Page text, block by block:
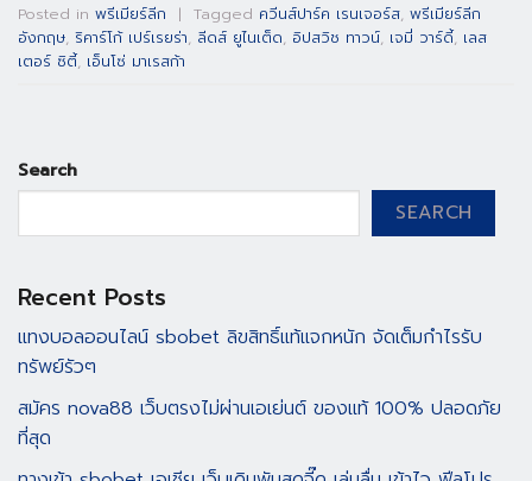
Posted in พรีเมียร์ลีก | Tagged ควีนส์ปาร์ค เรนเจอร์ส, พรีเมียร์ลีก
อังกฤษ, ริคาร์โก้ เปร์เรยร่า, ลีดส์ ยูไนเต็ด, อิปสวิช ทาวน์, เจมี่ วาร์ดี้, เลส
เตอร์ ซิตี้, เอ็นโซ่ มาเรสก้า
Search
SEARCH
Recent Posts
แทงบอลออนไลน์ sbobet ลิขสิทธิ์แท้แจกหนัก จัดเต็มกำไรรับ
ทรัพย์รัวๆ
สมัคร nova88 เว็บตรงไม่ผ่านเอเย่นต์ ของแท้ 100% ปลอดภัย
ที่สุด